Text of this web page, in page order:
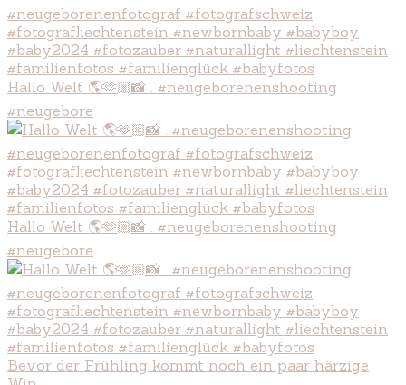
Hallo Welt 🌎🫶🏼📸 . #neugeborenenshooting
#neugebore
Hallo Welt 🌎🫶🏼📸 . #neugeborenenshooting
#neugebore
Bevor der Frühling kommt noch ein paar härzige